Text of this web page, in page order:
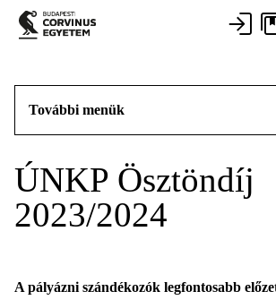
További menük
ÚNKP Ösztöndíj
2023/2024
A pályázni szándékozók legfontosabb